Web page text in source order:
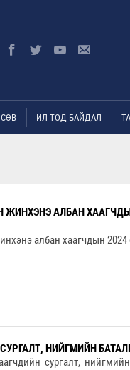
ИЛ ТОД БАЙДАЛ
АЛБАН
албан хаагчдын 2024
НИЙГМИЙН
сургалт, нийгмийн